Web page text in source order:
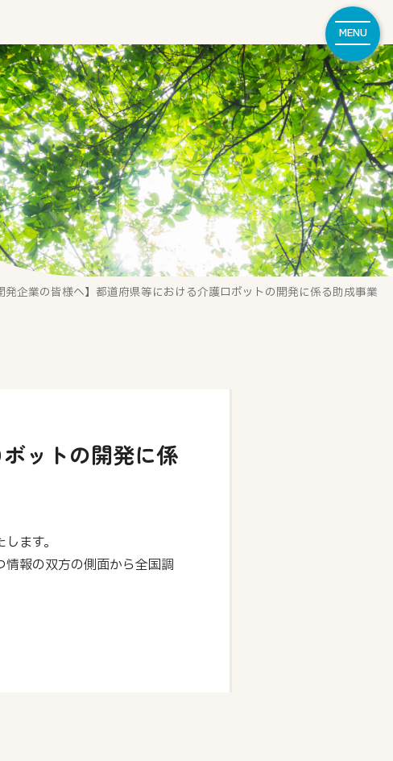
MENU
発企業の皆様へ】都道府県等における介護ロボットの開発に係る助成事業
ットの開発に係
ます。
報の双方の側面から全国調